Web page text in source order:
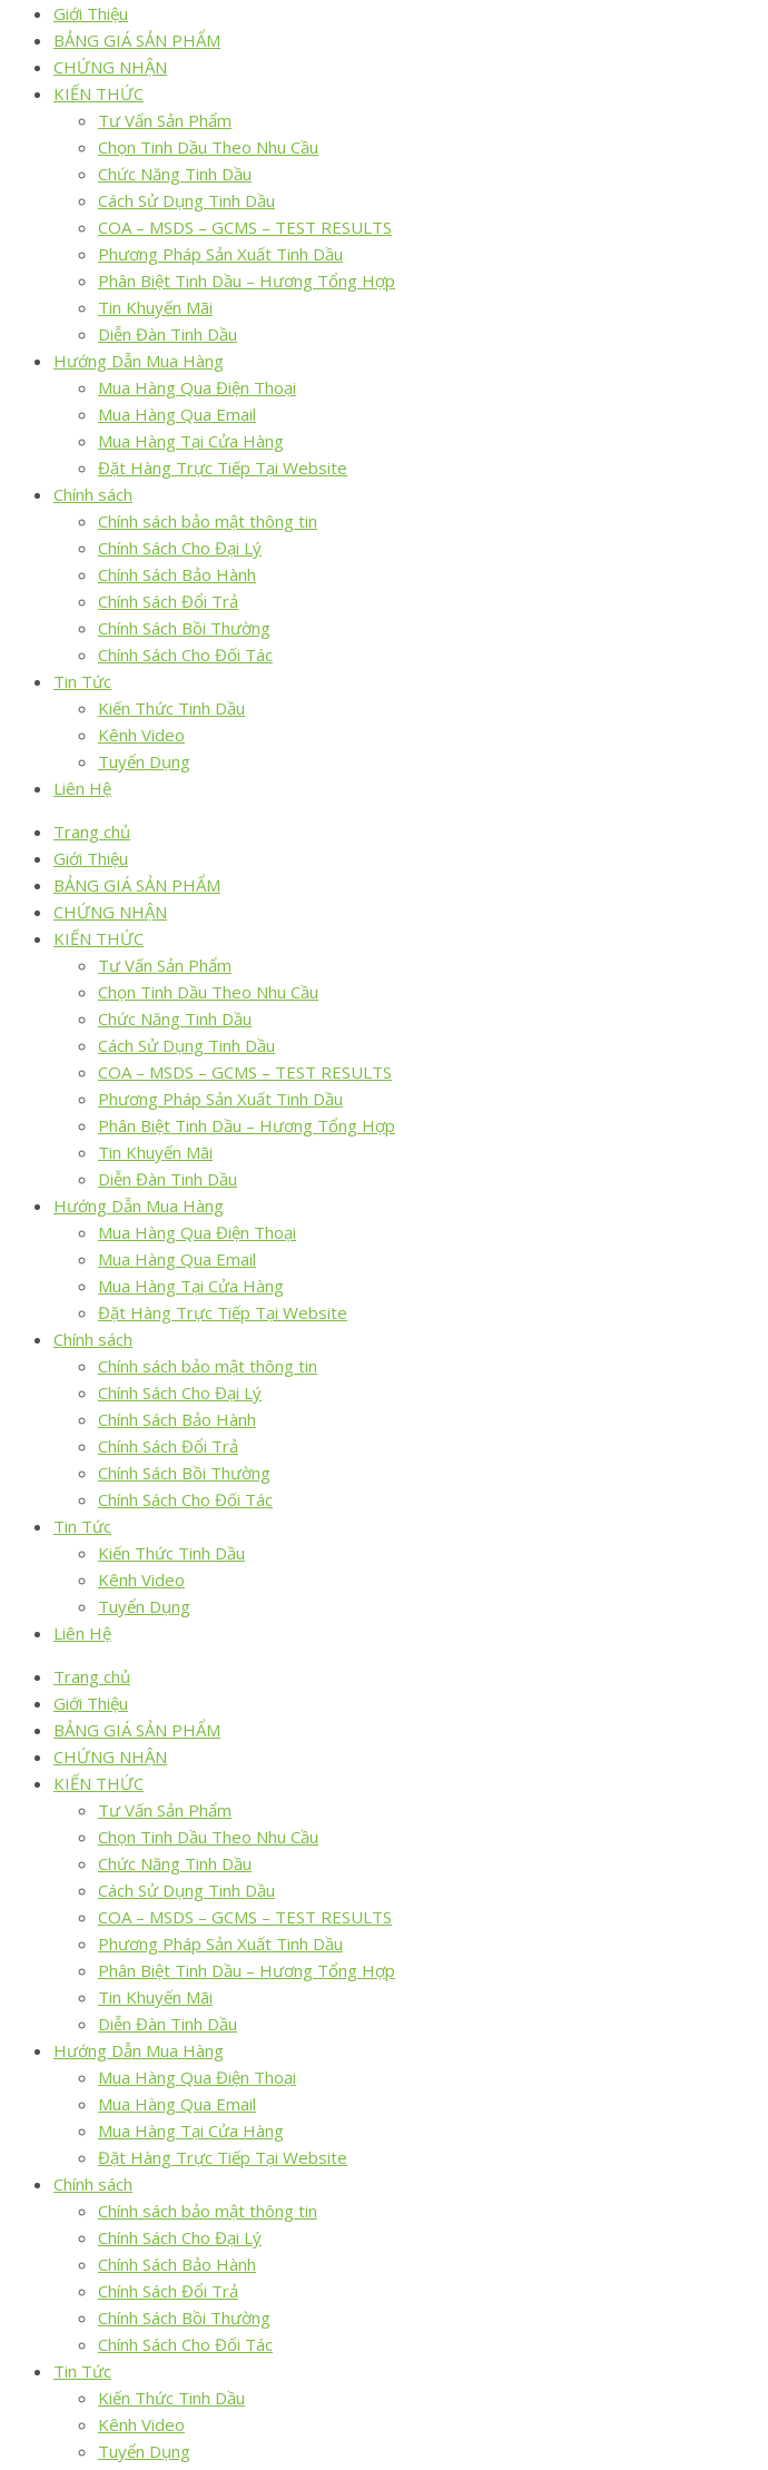
Giới Thiệu
BẢNG GIÁ SẢN PHẨM
CHỨNG NHẬN
KIẾN THỨC
Tư Vấn Sản Phẩm
Chọn Tinh Dầu Theo Nhu Cầu
Chức Năng Tinh Dầu
Cách Sử Dụng Tinh Dầu
COA – MSDS – GCMS – TEST RESULTS
Phương Pháp Sản Xuất Tinh Dầu
Phân Biệt Tinh Dầu – Hương Tổng Hợp
Tin Khuyến Mãi
Diễn Đàn Tinh Dầu
Hướng Dẫn Mua Hàng
Mua Hàng Qua Điện Thoại
Mua Hàng Qua Email
Mua Hàng Tại Cửa Hàng
Đặt Hàng Trực Tiếp Tại Website
Chính sách
Chính sách bảo mật thông tin
Chính Sách Cho Đại Lý
Chính Sách Bảo Hành
Chính Sách Đổi Trả
Chính Sách Bồi Thường
Chính Sách Cho Đối Tác
Tin Tức
Kiến Thức Tinh Dầu
Kênh Video
Tuyển Dụng
Liên Hệ
Trang chủ
Giới Thiệu
BẢNG GIÁ SẢN PHẨM
CHỨNG NHẬN
KIẾN THỨC
Tư Vấn Sản Phẩm
Chọn Tinh Dầu Theo Nhu Cầu
Chức Năng Tinh Dầu
Cách Sử Dụng Tinh Dầu
COA – MSDS – GCMS – TEST RESULTS
Phương Pháp Sản Xuất Tinh Dầu
Phân Biệt Tinh Dầu – Hương Tổng Hợp
Tin Khuyến Mãi
Diễn Đàn Tinh Dầu
Hướng Dẫn Mua Hàng
Mua Hàng Qua Điện Thoại
Mua Hàng Qua Email
Mua Hàng Tại Cửa Hàng
Đặt Hàng Trực Tiếp Tại Website
Chính sách
Chính sách bảo mật thông tin
Chính Sách Cho Đại Lý
Chính Sách Bảo Hành
Chính Sách Đổi Trả
Chính Sách Bồi Thường
Chính Sách Cho Đối Tác
Tin Tức
Kiến Thức Tinh Dầu
Kênh Video
Tuyển Dụng
Liên Hệ
Trang chủ
Giới Thiệu
BẢNG GIÁ SẢN PHẨM
CHỨNG NHẬN
KIẾN THỨC
Tư Vấn Sản Phẩm
Chọn Tinh Dầu Theo Nhu Cầu
Chức Năng Tinh Dầu
Cách Sử Dụng Tinh Dầu
COA – MSDS – GCMS – TEST RESULTS
Phương Pháp Sản Xuất Tinh Dầu
Phân Biệt Tinh Dầu – Hương Tổng Hợp
Tin Khuyến Mãi
Diễn Đàn Tinh Dầu
Hướng Dẫn Mua Hàng
Mua Hàng Qua Điện Thoại
Mua Hàng Qua Email
Mua Hàng Tại Cửa Hàng
Đặt Hàng Trực Tiếp Tại Website
Chính sách
Chính sách bảo mật thông tin
Chính Sách Cho Đại Lý
Chính Sách Bảo Hành
Chính Sách Đổi Trả
Chính Sách Bồi Thường
Chính Sách Cho Đối Tác
Tin Tức
Kiến Thức Tinh Dầu
Kênh Video
Tuyển Dụng